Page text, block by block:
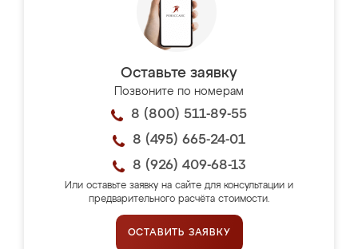
Оставьте заявку
Позвоните по номерам
8 (800) 511-89-55
8 (495) 665-24-01
8 (926) 409-68-13
Или оставьте заявку на сайте для консультации и
предварительного расчёта стоимости.
ОСТАВИТЬ ЗАЯВКУ